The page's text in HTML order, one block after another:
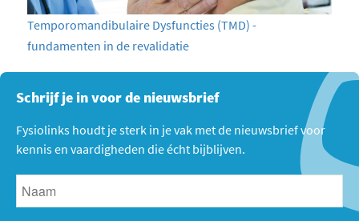
Temporomandibulaire Dysfuncties (TMD) -
fundamenten in de revalidatie
Schrijf je in voor de nieuwsbrief
Fysiolinks houdt je sterk in je vak met de nieuwsbrief voor
kennis en vaardigheden die écht bijblijven.